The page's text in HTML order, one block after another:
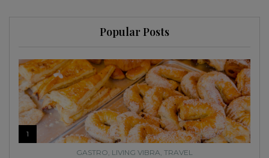
Popular Posts
1
GASTRO, LIVING VIBRA, TRAVEL